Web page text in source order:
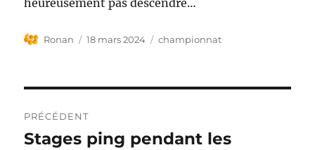
heureusement pas descendre…
Auteur
Ronan
Publié
18 mars 2024 Étiquettes
championnat
de
PRÉCÉDENT
Publication
Stages ping pendant les